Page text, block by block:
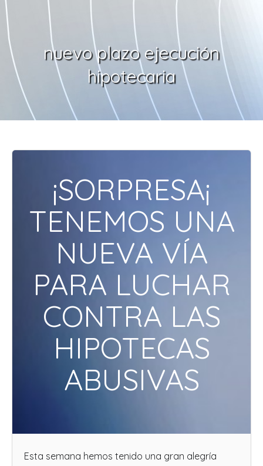
Skip
to
content
nuevo plazo ejecución
hipotecaria
¡SORPRESA¡
TENEMOS UNA
NUEVA VÍA
PARA LUCHAR
CONTRA LAS
HIPOTECAS
ABUSIVAS
Esta semana hemos tenido una gran alegría